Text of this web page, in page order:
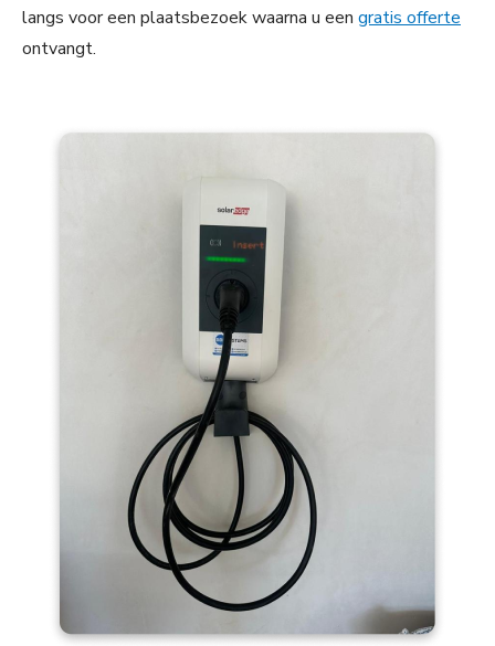
langs voor een plaatsbezoek waarna u een gratis offerte
ontvangt.